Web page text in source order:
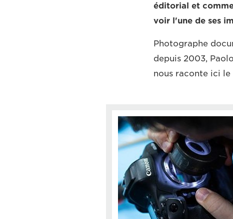
éditorial et
voir l'une de ses
Photographe
depuis 2003,
nous raconte ici